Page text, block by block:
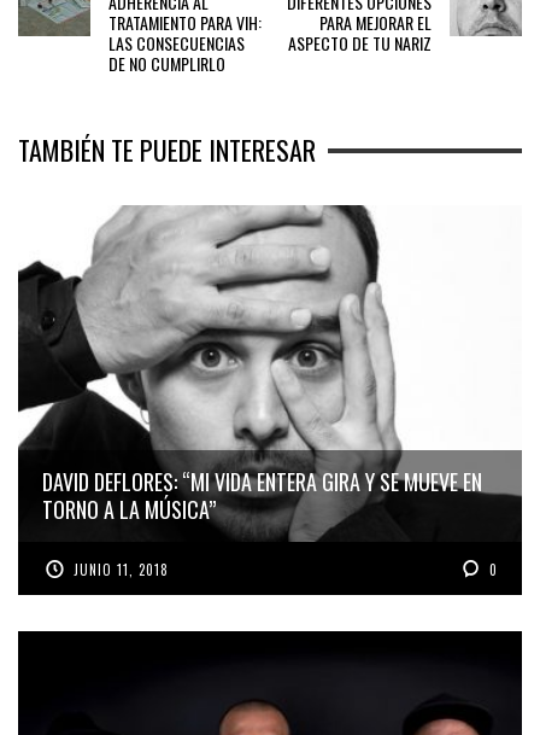
TRATAMIENTO PARA VIH:
LAS CONSECUENCIAS
DE NO CUMPLIRLO
PARA MEJORAR EL
ASPECTO DE TU NARIZ
TAMBIÉN TE PUEDE INTERESAR
DAVID DEFLORES: “MI VIDA ENTERA GIRA Y SE MUEVE EN
TORNO A LA MÚSICA”
JUNIO 11, 2018 0